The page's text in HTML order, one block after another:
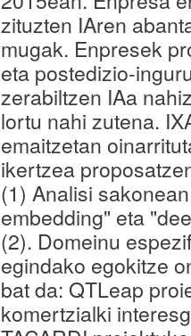
zituzten IAren
mugak. Enpresek
eta postedizio-
zerabiltzen IAa
lortu nahi zutena.
emaitzetan
ikertzea
(1) Analisi
embedding" eta
(2). Domeinu
egindako egokitze
bat da: QTLeap
komertzialki